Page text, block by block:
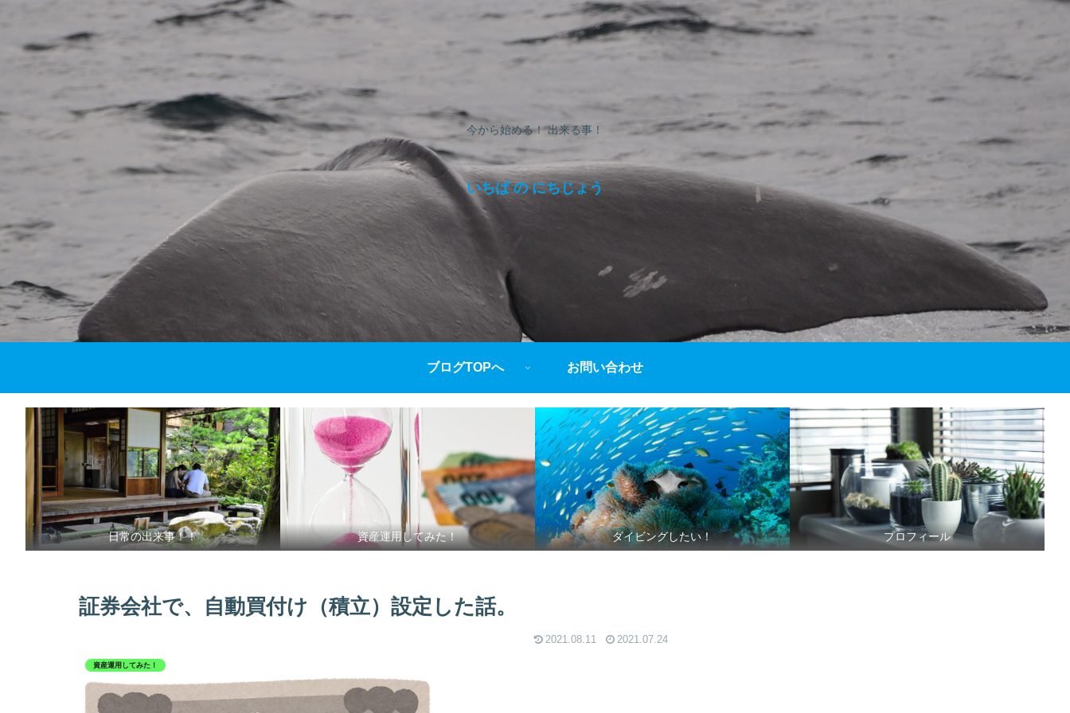
今から始める！ 出来る事！
いちば の にちじょう
ブログTOPへ お問い合わせ
日常の出来事！！ 資産運用してみた！ ダイビングしたい！ プロフィール
証券会社で、自動買付け（積立）設定した話。
2021.08.11 2021.07.24
資産運用してみた！